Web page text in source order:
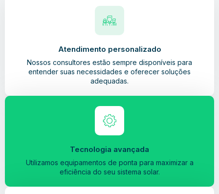
Atendimento personalizado
Nossos consultores estão sempre disponíveis para
entender suas necessidades e oferecer soluções
adequadas.
Tecnologia avançada
Utilizamos equipamentos de ponta para maximizar a
eficiência do seu sistema solar.